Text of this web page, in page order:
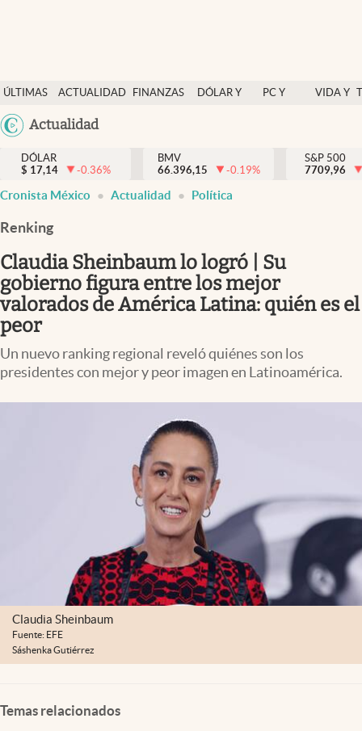
ÚLTIMAS
NOTICIAS
ACTUALIDAD
FINANZAS
DÓLAR Y
PC Y
VIDA Y
México
Actualidad
Actualidad
Finanzas y economía
Dólar y mercados
Pc y celular
Vida y estilo
Tv
Clima
Espiritualidad
DÓLAR
$ 17,14 -0.36%
BMV
66.396,15
-0.19%
S&P 500
7709,96
Cronista México Actualidad Política
Renking
Claudia Sheinbaum lo logró | Su
gobierno figura entre los mejor
valorados de América Latina: quién es el
peor
Un nuevo ranking regional reveló quiénes son los
presidentes con mejor y peor imagen en Latinoamérica.
Claudia Sheinbaum
Fuente: EFE
Sáshenka Gutiérrez
Temas relacionados